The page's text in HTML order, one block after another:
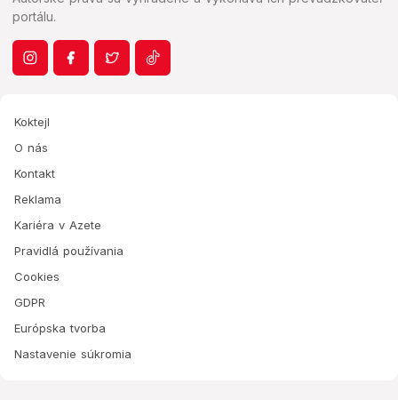
portálu.
Koktejl
O nás
Kontakt
Reklama
Kariéra v Azete
Pravidlá používania
Cookies
GDPR
Európska tvorba
Nastavenie súkromia